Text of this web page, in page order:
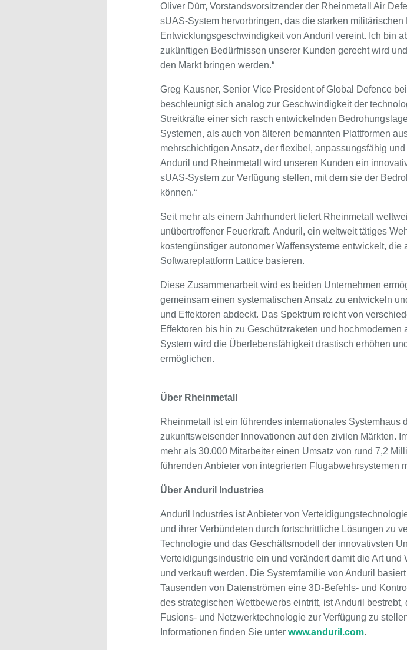
Oliver Dürr, Vorstandsvorsitzender der Rheinmetall Air
sUAS-System hervorbringen, das die starken
Entwicklungsgeschwindigkeit von Anduril vereint. Ich bin
zukünftigen Bedürfnissen unserer Kunden gerecht wird
den Markt bringen werden.“
Greg Kausner, Senior Vice President of Global Defence
beschleunigt sich analog zur Geschwindigkeit der
Streitkräfte einer sich rasch entwickelnden
Systemen, als auch von älteren bemannten Plattformen
mehrschichtigen Ansatz, der flexibel, anpassungsfähig
Anduril und Rheinmetall wird unseren Kunden ein
sUAS-System zur Verfügung stellen, mit dem sie der
können.“
Seit mehr als einem Jahrhundert liefert Rheinmetall
unübertroffener Feuerkraft. Anduril, ein weltweit tätiges
kostengünstiger autonomer Waffensysteme entwickelt,
Softwareplattform Lattice basieren.
Diese Zusammenarbeit wird es beiden Unternehmen
gemeinsam einen systematischen Ansatz zu entwickeln
und Effektoren abdeckt. Das Spektrum reicht von
Effektoren bis hin zu Geschützraketen und
System wird die Überlebensfähigkeit drastisch erhöhen
ermöglichen.
Über Rheinmetall
Rheinmetall ist ein führendes internationales
zukunftsweisender Innovationen auf den zivilen Märkten.
mehr als 30.000 Mitarbeiter einen Umsatz von rund 7,2
führenden Anbieter von integrierten Flugabwehrsystemen
Über Anduril Industries
Anduril Industries ist Anbieter von
und ihrer Verbündeten durch fortschrittliche Lösungen zu
Technologie und das Geschäftsmodell der innovativsten
Verteidigungsindustrie ein und verändert damit die Art
und verkauft werden. Die Systemfamilie von Anduril
Tausenden von Datenströmen eine 3D-Befehls- und
des strategischen Wettbewerbs eintritt, ist Anduril
Fusions- und Netzwerktechnologie zur Verfügung zu
Informationen finden Sie unter www.anduril.com.